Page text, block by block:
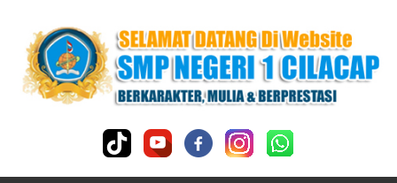
content